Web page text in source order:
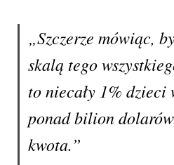
„Szczerze mówiąc,
skalą tego
to niecały 1% dzieci
ponad bilion
kwota.”